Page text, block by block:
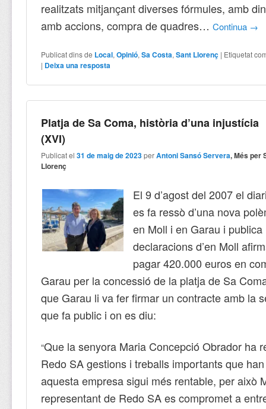
realitzats mitjançant diverses fórmules, amb
amb accions, compra de quadres…Continua →
Publicat dins de Local,Opinió,Sa Costa,Sant Llorenç | Etiquetat
| Deixa una resposta
Platja de Sa Coma, història d’una injustícia
(XVI)
Publicat el31 de maig de 2023 perAntoni Sansó Servera, Més per
Llorenç
El 9 d’agost del 2007 el
es fa ressò d’una nova
en Moll i en Garau i publica
declaracions d’en Moll
pagar 420.000 euros en
Garau per la concessió de la platja de Sa
que Garau li va fer firmar un contracte amb la
que fa public i on es diu:
“Que la senyora Maria Concepció Obrador ha
Redo SA gestions i treballs importants que
aquesta empresa sigui més rentable, per això
representant de Redo SA es compromet a